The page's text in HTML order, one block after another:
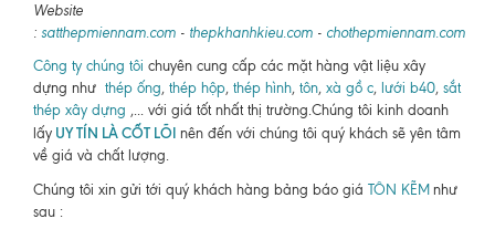
Website
: satthepmiennam.com - thepkhanhkieu.com - chothepmiennam.com
Công ty chúng tôi chuyên cung cấp các mặt hàng vật liệu xây
dựng như thép ống, thép hộp, thép hình, tôn, xà gồ c, lưới b40, sắt
thép xây dựng ,... với giá tốt nhất thị trường.Chúng tôi kinh doanh
lấy UY TÍN LÀ CỐT LÕI nên đến với chúng tôi quý khách sẽ yên tâm
về giá và chất lượng.
Chúng tôi xin gửi tới quý khách hàng bảng báo giá TÔN KẼM như
sau :